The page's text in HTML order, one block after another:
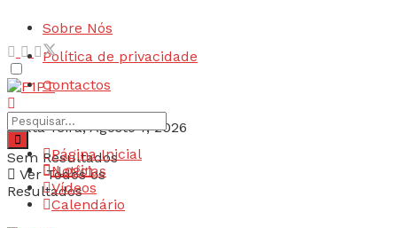
Sobre Nós
Política de privacidade
Contactos
Sexta-feira, Agosto 7, 2026
Login
Sem Resultados
Ver Todos os
Resultados
Página Inicial
Notícias
Vídeos
Calendário